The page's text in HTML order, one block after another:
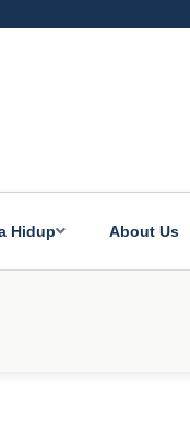
Hidup About Us